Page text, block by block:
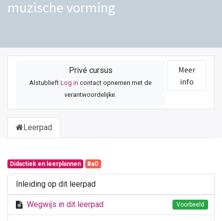
muzische vorming
Privé cursus
AlstublieftLog in contact opnemen met de
verantwoordelijke.
Meer
info
Leerpad
Didactiek en leerplannen BaO
Inleiding op dit leerpad
Wegwijs in dit leerpad Voorbeeld